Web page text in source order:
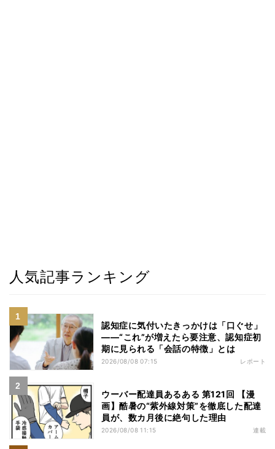
人気記事ランキング
認知症に気付いたきっかけは「口ぐせ」
――“これ”が増えたら要注意、認知症初
期に見られる「会話の特徴」とは
2026/08/08 07:15 レポート
ウーバー配達員あるある 第121回 【漫
画】酷暑の“紫外線対策”を徹底した配達
員が、数カ月後に絶句した理由
2026/08/08 11:15 連載